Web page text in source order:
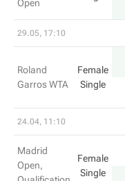
Open
29.05, 17:10
Roland
Garros WTA
Female
Single
24.04, 11:10
Madrid
Open,
Female
Single